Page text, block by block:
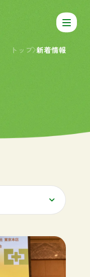
トップ 新着情報